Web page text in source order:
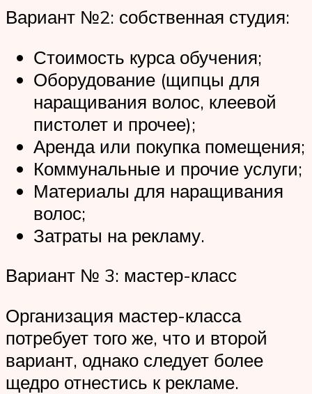
Вариант №2: собственная студия:
Стоимость курса обучения;
Оборудование (щипцы для
наращивания волос, клеевой
пистолет и прочее);
Аренда или покупка помещения;
Коммунальные и прочие услуги;
Материалы для наращивания
волос;
Затраты на рекламу.
Вариант № 3: мастер-класс
Организация мастер-класса
потребует того же, что и второй
вариант, однако следует более
щедро отнестись к рекламе.